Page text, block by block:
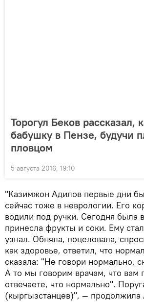
Торогул Беков рассказал,
бабушку в Пензе, будучи
пловцом
5 августа 2016, 19:10
"Казимжон Адилов первые дни
сейчас тоже в неврологии. Его
водили под ручки. Сегодня была
принесла фрукты и соки. Ему
узнал. Обняла, поцеловала,
как здоровье, ответил, что
сказала: "Не говори нормально,
А то мы говорим врачам, что вам
отвечаете, что нормально".
(кыргызстанцев)", — продолжила